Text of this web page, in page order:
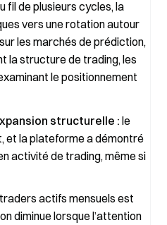
fil de plusieurs cycles, la
vers une rotation autour
les marchés de prédiction,
la structure de trading, les
le positionnement
structurelle : le
et la plateforme a démontré
activité de trading, même si
actifs mensuels est
diminue lorsque l’attention